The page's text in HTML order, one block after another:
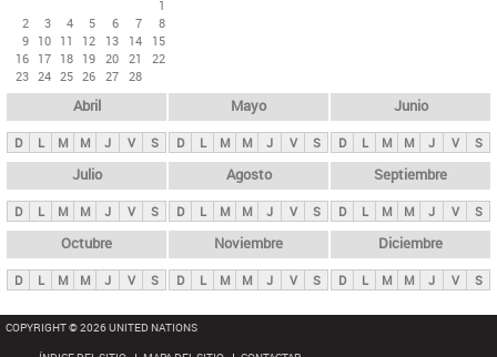
n
i
p
a
l
s
1
2
3 4 5 6 7
8
9 10 11 12 13 14
15
16 17 18 19 20 21
22
23 24 25 26 27 28
Abril
D L M M J V S
Mayo
D L M M J V S
Junio
D L M M J V S
Julio
D L M M J V S
Agosto
D L M M J V S
Septiembre
D L M M J V S
Octubre
D L M M J V S
Noviembre
D L M M J V S
Diciembre
D L M M J V S
COPYRIGHT © 2026 UNITED NATIONS